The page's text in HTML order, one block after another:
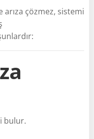
çözmez, sistemi
bulur.